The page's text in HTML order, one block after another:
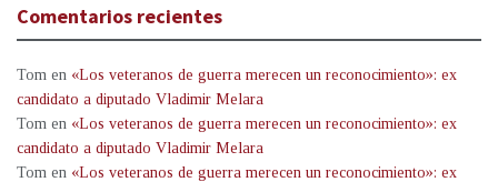
Comentarios recientes
Tom en «Los veteranos de guerra merecen un reconocimiento»: ex
candidato a diputado Vladimir Melara
Tom en «Los veteranos de guerra merecen un reconocimiento»: ex
candidato a diputado Vladimir Melara
Tom en «Los veteranos de guerra merecen un reconocimiento»: ex